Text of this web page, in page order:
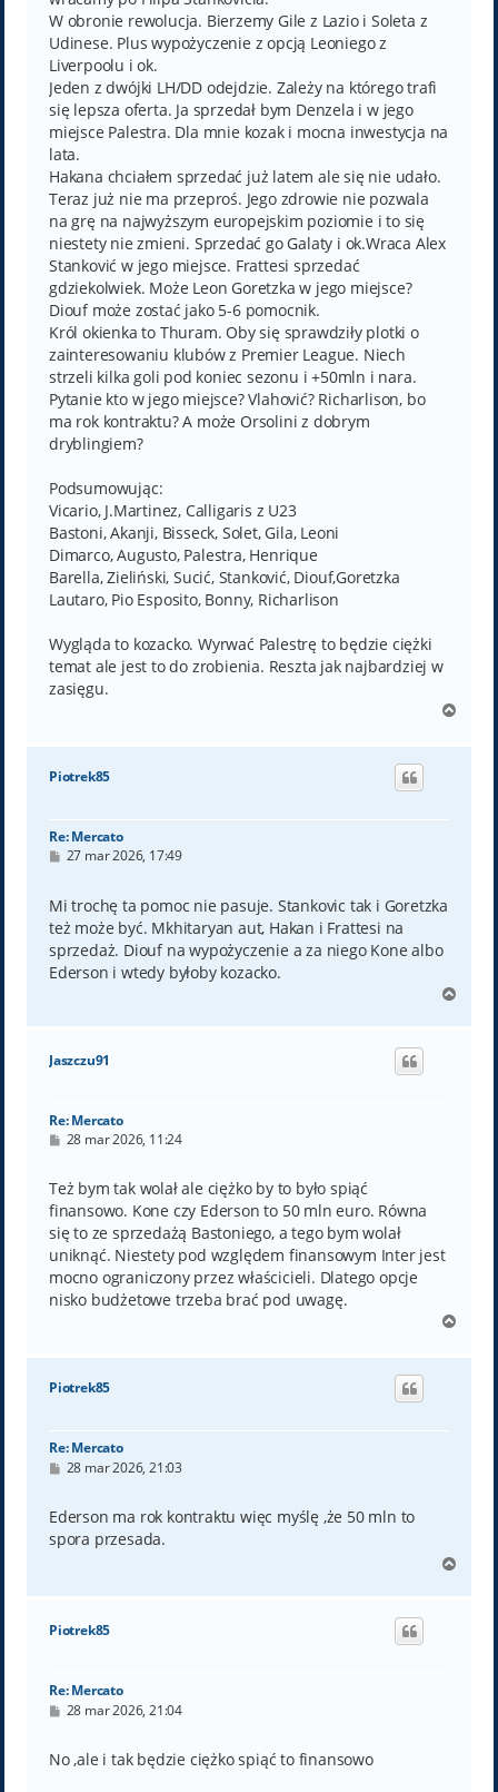
W obronie rewolucja. Bierzemy Gile z Lazio i Soleta z
Udinese. Plus wypożyczenie z opcją Leoniego z
Liverpoolu i ok.
Jeden z dwójki LH/DD odejdzie. Zależy na którego trafi
się lepsza oferta. Ja sprzedał bym Denzela i w jego
miejsce Palestra. Dla mnie kozak i mocna inwestycja na
lata.
Hakana chciałem sprzedać już latem ale się nie udało.
Teraz już nie ma przeproś. Jego zdrowie nie pozwala
na grę na najwyższym europejskim poziomie i to się
niestety nie zmieni. Sprzedać go Galaty i ok.Wraca Alex
Stanković w jego miejsce. Frattesi sprzedać
gdziekolwiek. Może Leon Goretzka w jego miejsce?
Diouf może zostać jako 5-6 pomocnik.
Król okienka to Thuram. Oby się sprawdziły plotki o
zainteresowaniu klubów z Premier League. Niech
strzeli kilka goli pod koniec sezonu i +50mln i nara.
Pytanie kto w jego miejsce? Vlahović? Richarlison, bo
ma rok kontraktu? A może Orsolini z dobrym
dryblingiem?
Podsumowując:
Vicario, J.Martinez, Calligaris z U23
Bastoni, Akanji, Bisseck, Solet, Gila, Leoni
Dimarco, Augusto, Palestra, Henrique
Barella, Zieliński, Sucić, Stanković, Diouf,Goretzka
Lautaro, Pio Esposito, Bonny, Richarlison
Wygląda to kozacko. Wyrwać Palestrę to będzie ciężki
temat ale jest to do zrobienia. Reszta jak najbardziej w
zasięgu.
g
Piotrek85
Re: Mercato
P
t
27 mar 2026, 17:49
Mi trochę ta pomoc nie pasuje. Stankovic tak i Goretzka
też może być. Mkhitaryan aut, Hakan i Frattesi na
sprzedaż. Diouf na wypożyczenie a za niego Kone albo
Ederson i wtedy byłoby kozacko.
g
Jaszczu91
Re: Mercato
P
t
28 mar 2026, 11:24
Też bym tak wolał ale ciężko by to było spiąć
finansowo. Kone czy Ederson to 50 mln euro. Równa
się to ze sprzedażą Bastoniego, a tego bym wolał
uniknąć. Niestety pod względem finansowym Inter jest
mocno ograniczony przez właścicieli. Dlatego opcje
nisko budżetowe trzeba brać pod uwagę.
g
Piotrek85
Re: Mercato
P
t
28 mar 2026, 21:03
Ederson ma rok kontraktu więc myślę ,że 50 mln to
spora przesada.
g
Piotrek85
Re: Mercato
P
t
28 mar 2026, 21:04
No ,ale i tak będzie ciężko spiąć to finansowo